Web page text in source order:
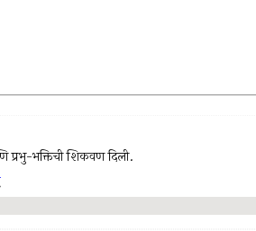
प्रभु-भक्तिची शिकवण दिली.